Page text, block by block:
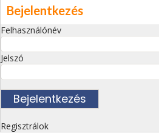
Bejelentkezés
Felhasználónév
Jelszó
Regisztrálok